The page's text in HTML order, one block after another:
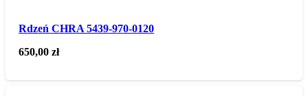
Rdzeń CHRA 5439-970-0120
650,00zł